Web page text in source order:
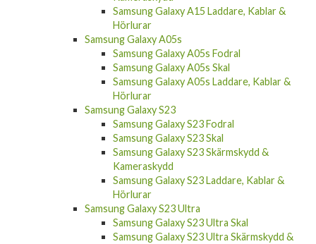
Samsung Galaxy A15 Laddare, Kablar &
Hörlurar
Samsung Galaxy A05s
Samsung Galaxy A05s Fodral
Samsung Galaxy A05s Skal
Samsung Galaxy A05s Laddare, Kablar &
Hörlurar
Samsung Galaxy S23
Samsung Galaxy S23 Fodral
Samsung Galaxy S23 Skal
Samsung Galaxy S23 Skärmskydd &
Kameraskydd
Samsung Galaxy S23 Laddare, Kablar &
Hörlurar
Samsung Galaxy S23 Ultra
Samsung Galaxy S23 Ultra Skal
Samsung Galaxy S23 Ultra Skärmskydd &